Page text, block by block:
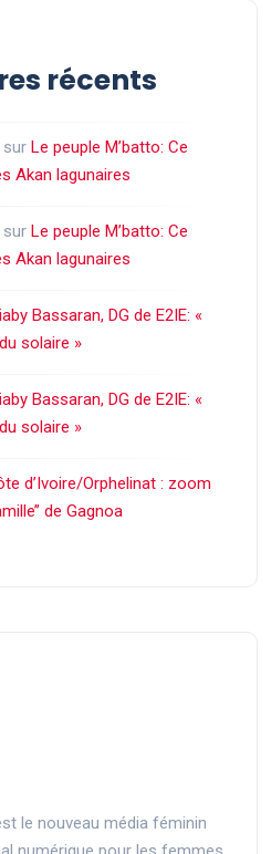
récents
sur Le peuple M’batto: Ce
Akan lagunaires
sur Le peuple M’batto: Ce
Akan lagunaires
Bassaran, DG de E2IE: «
solaire »
Bassaran, DG de E2IE: «
solaire »
d’Ivoire/Orphelinat : zoom
de Gagnoa
le nouveau média féminin